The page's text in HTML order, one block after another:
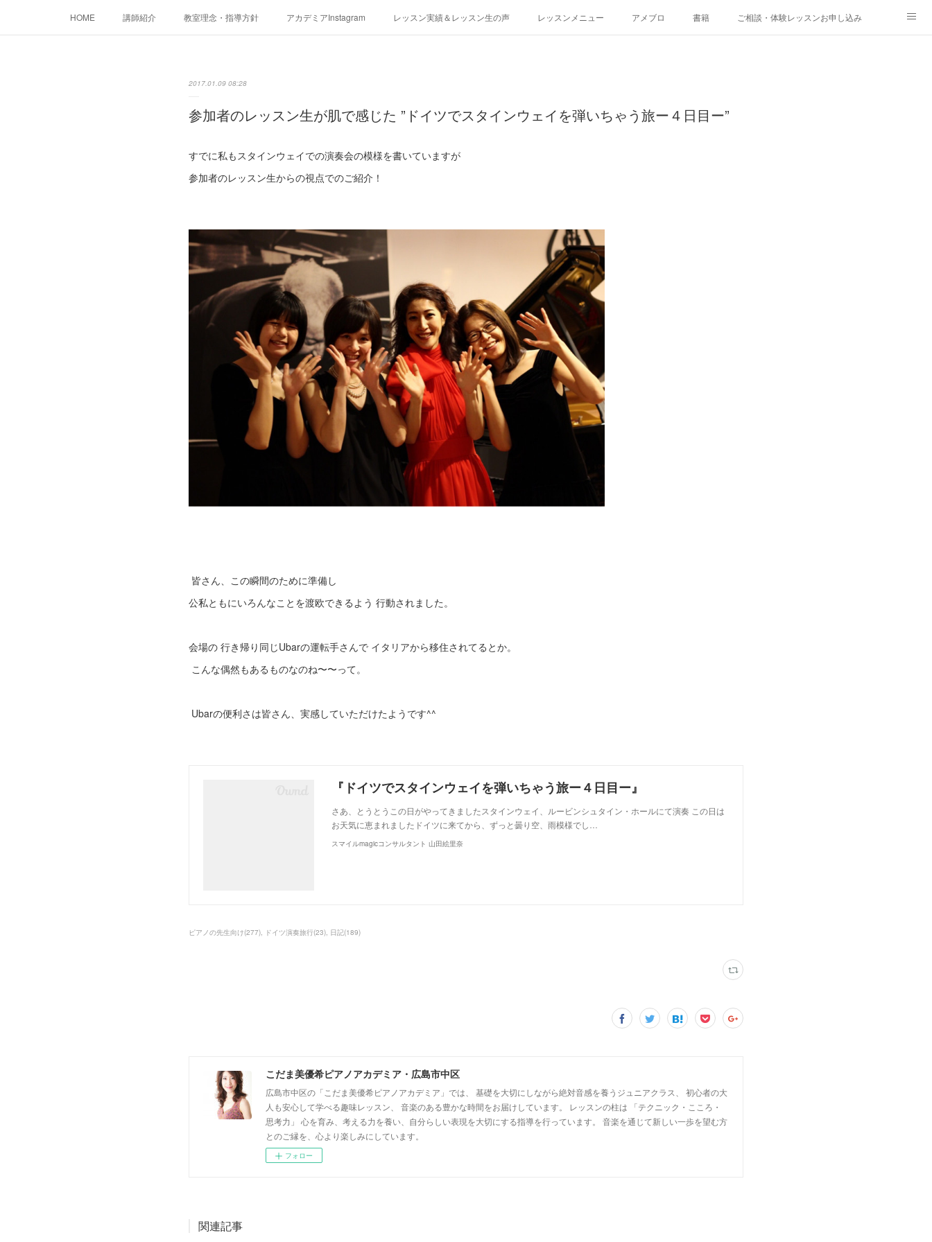
HOME 講師紹介 教室理念・指導方針 アカデミアInstagram レッスン実績＆レッスン生の声 レッスンメニュー アメブロ 書籍 ご相談・体験レッスンお申し込み
2017.01.09 08:28
参加者のレッスン生が肌で感じた ”ドイツでスタインウェイを弾いちゃう旅ー４日目ー”
すでに私もスタインウェイでの演奏会の模様を書いていますが
参加者のレッスン生からの視点でのご紹介！
皆さん、この瞬間のために準備し
公私ともにいろんなことを渡欧できるよう 行動されました。
会場の 行き帰り同じUbarの運転手さんで イタリアから移住されてるとか。
こんな偶然もあるものなのね〜〜って。
Ubarの便利さは皆さん、実感していただけたようです^^
『ドイツでスタインウェイを弾いちゃう旅ー４日目ー』
さあ、とうとうこの日がやってきましたスタインウェイ、ルービンシュタイン・ホールにて演奏 この日は
お天気に恵まれましたドイツに来てから、ずっと曇り空、雨模様でし…
スマイルmagicコンサルタント 山田絵里奈
ピアノの先生向け(277) ドイツ演奏旅行(23) 日記(189)
こだま美優希ピアノアカデミア・広島市中区
広島市中区の「こだま美優希ピアノアカデミア」では、 基礎を大切にしながら絶対音感を養うジュニアクラス、 初心者の大
人も安心して学べる趣味レッスン、 音楽のある豊かな時間をお届けしています。 レッスンの柱は 「テクニック・こころ・
思考力」 心を育み、考える力を養い、自分らしい表現を大切にする指導を行っています。 音楽を通じて新しい一歩を望む方
とのご縁を、心より楽しみにしています。
フォロー
関連記事